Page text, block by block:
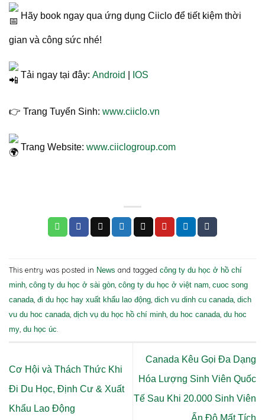
Hãy book ngay qua ứng dụng Ciiclo để tiết kiệm thời
gian và công sức nhé!
Tải ngay tại đây: Android IOS
👉 Trang Tuyển Sinh: www.ciiclo.vn
Trang Website: www.ciiclogroup.com
This entry was posted in News and tagged công ty du học ở hồ chí
minh, công ty du học ở sài gòn, công ty du học ở việt nam, cuoc song
canada, đi du học hay xuất khẩu lao động, dich vu dinh cu canada, dich
vu du hoc canada, dịch vụ du học hồ chí minh, du hoc canada, du hoc
my, du học úc.
Cơ Hội và Thách Thức Khi
Đi Du Học, Định Cư & Xuất
Khẩu Lao Động
Canada Kêu Gọi Đa Dạng
Hóa Lượng Sinh Viên Quốc
Tế Sau Khi 20.000 Sinh Viên